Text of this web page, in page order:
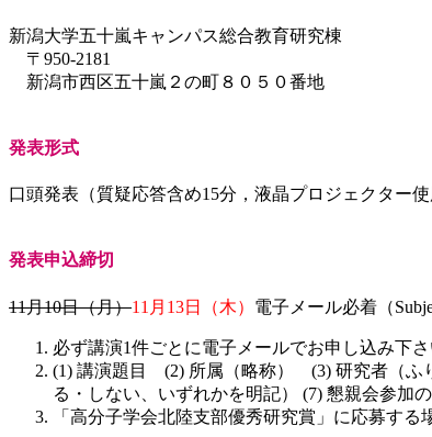
新潟大学五十嵐キャンパス総合教育研究棟
〒950-2181
新潟市西区五十嵐２の町８０５０番地
発表形式
口頭発表（質疑応答含め15分，液晶プロジェクター
発表申込締切
11月10日（月）11月13日（木） 電子メール必着（
必ず講演1件ごとに電子メールでお申し込み下さ
(1) 講演題目 (2) 所属（略称） (3) 研究者（ふ
る・しない、いずれかを明記） (7) 懇親会参加
「高分子学会北陸支部優秀研究賞」に応募す